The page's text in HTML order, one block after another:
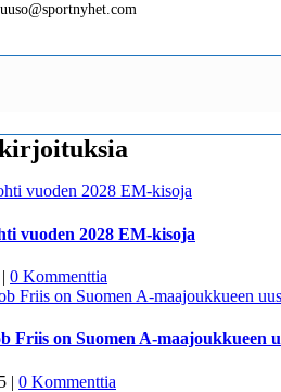
vuoden 2028 EM-kisoja
| 0 Kommenttia
Friis on Suomen A-maajoukkueen
| 0 Kommenttia